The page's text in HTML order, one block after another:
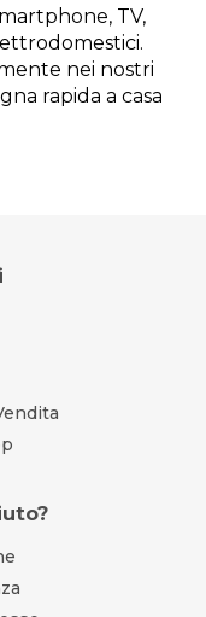
TV,
nei nostri
rapida a casa